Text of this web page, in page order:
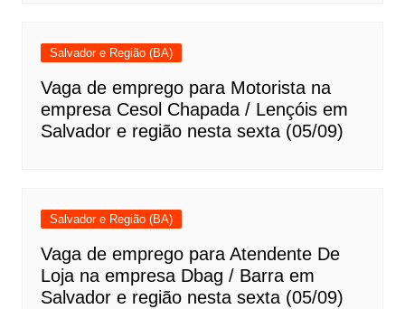
Salvador e Região (BA)
Vaga de emprego para Motorista na
empresa Cesol Chapada / Lençóis em
Salvador e região nesta sexta (05/09)
Salvador e Região (BA)
Vaga de emprego para Atendente De
Loja na empresa Dbag / Barra em
Salvador e região nesta sexta (05/09)